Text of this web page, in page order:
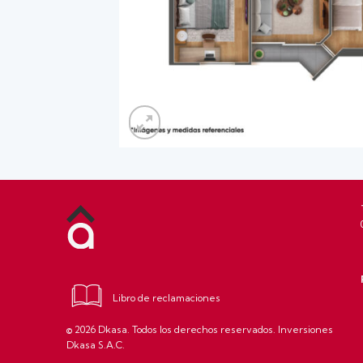
Libro de reclamaciones
© 2026 Dkasa. Todos los derechos reservados. Inversiones
Dkasa S.A.C.